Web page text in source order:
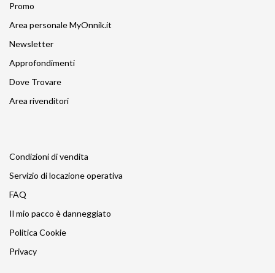
Promo
Area personale MyOnnik.it
Newsletter
Approfondimenti
Dove Trovare
Area rivenditori
Condizioni di vendita
Servizio di locazione operativa
FAQ
Il mio pacco è danneggiato
Politica Cookie
Privacy